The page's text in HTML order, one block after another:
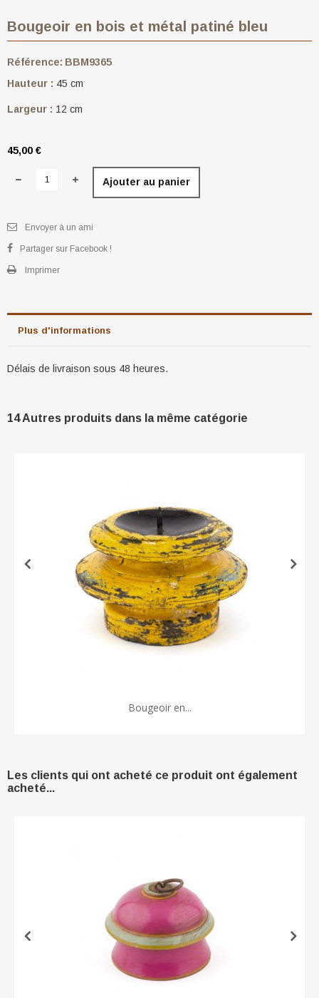
Bougeoir en bois et métal patiné bleu
Référence: BBM9365
Hauteur : 45 cm
Largeur : 12 cm
45,00 €
Ajouter au panier
Envoyer à un ami
Partager sur Facebook !
Imprimer
Plus d'informations
Délais de livraison sous 48 heures.
14 Autres produits dans la même catégorie
Bougeoir en...
Les clients qui ont acheté ce produit ont également
acheté...